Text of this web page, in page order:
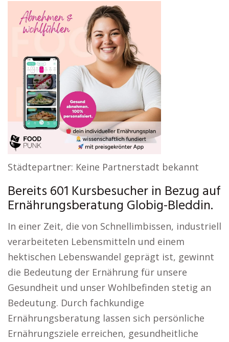
Städtepartner: Keine Partnerstadt bekannt
Bereits 601 Kursbesucher in Bezug auf
Ernährungsberatung Globig-Bleddin.
In einer Zeit, die von Schnellimbissen, industriell
verarbeiteten Lebensmitteln und einem
hektischen Lebenswandel geprägt ist, gewinnt
die Bedeutung der Ernährung für unsere
Gesundheit und unser Wohlbefinden stetig an
Bedeutung. Durch fachkundige
Ernährungsberatung lassen sich persönliche
Ernährungsziele erreichen, gesundheitliche